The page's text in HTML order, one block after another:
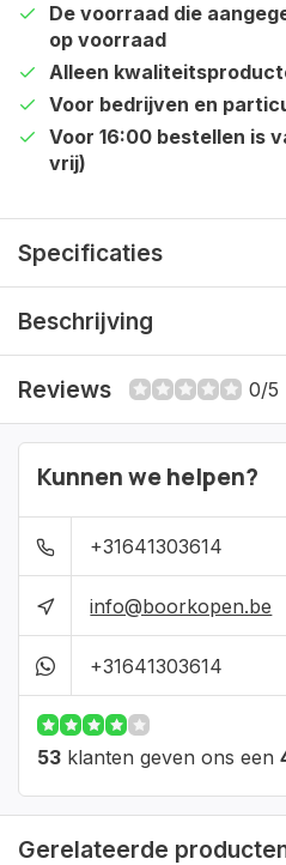
De voorraad die
op voorraad
Alleen
Voor bedrijven en
Voor 16:00 bestellen is
vrij)
Specificaties
Beschrijving
Reviews 0/5
Kunnen we helpen?
+31641303614
info@boorkopen.be
+31641303614
53 klanten geven ons een
Gerelateerde